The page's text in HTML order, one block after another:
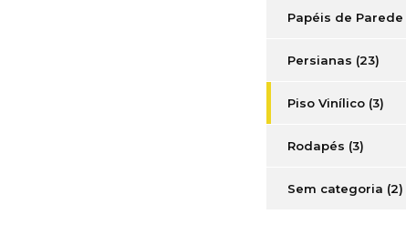
Papéis de Parede
Persianas (23)
Piso Vinílico (3)
Rodapés (3)
Sem categoria (2)